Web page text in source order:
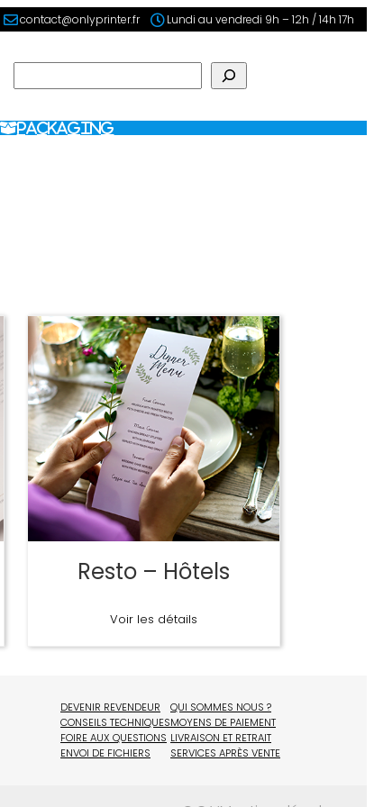
contact@onlyprinter.fr Lundi au vendredi 9h – 12h / 14h 17h
Packaging
Resto – Hôtels
Voir les détails
DEVENIR REVENDEUR
CONSEILS TECHNIQUES
FOIRE AUX QUESTIONS
ENVOI DE FICHIERS
QUI SOMMES NOUS ?
MOYENS DE PAIEMENT
LIVRAISON ET RETRAIT
SERVICES APRÈS VENTE